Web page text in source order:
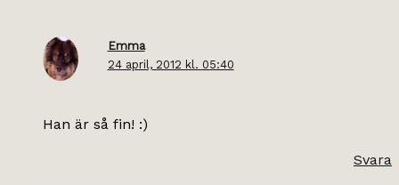
Emma
24 april, 2012 kl. 05:40
Han är så fin! :)
Svara